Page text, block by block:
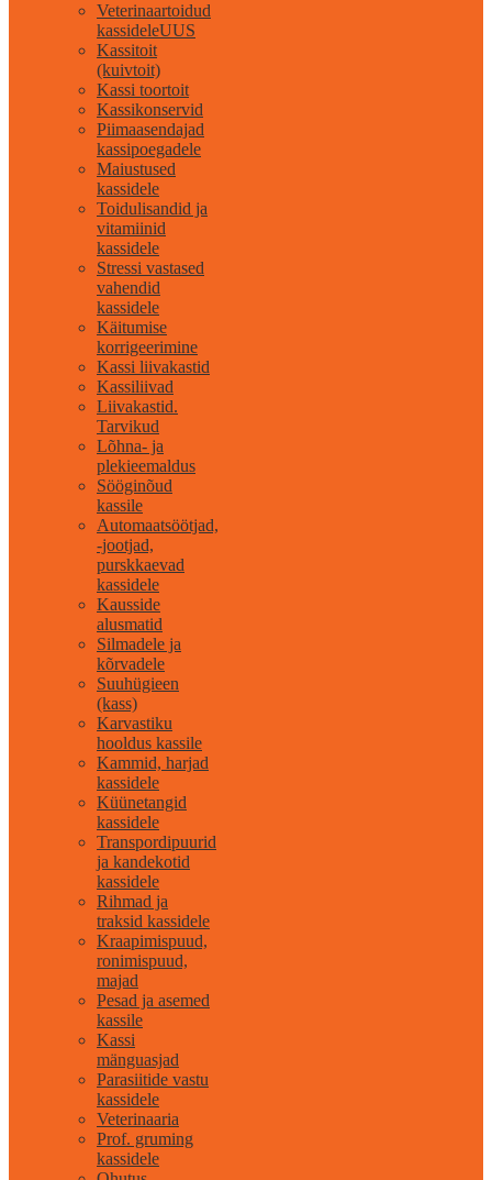
Veterinaartoidud
kassideleUUS
Kassitoit
(kuivtoit)
Kassi toortoit
Kassikonservid
Piimaasendajad
kassipoegadele
Maiustused
kassidele
Toidulisandid ja
vitamiinid
kassidele
Stressi vastased
vahendid
kassidele
Käitumise
korrigeerimine
Kassi liivakastid
Kassiliivad
Liivakastid.
Tarvikud
Lõhna- ja
plekieemaldus
Sööginõud
kassile
Automaatsöötjad,
-jootjad,
purskkaevad
kassidele
Kausside
alusmatid
Silmadele ja
kõrvadele
Suuhügieen
(kass)
Karvastiku
hooldus kassile
Kammid, harjad
kassidele
Küünetangid
kassidele
Transpordipuurid
ja kandekotid
kassidele
Rihmad ja
traksid kassidele
Kraapimispuud,
ronimispuud,
majad
Pesad ja asemed
kassile
Kassi
mänguasjad
Parasiitide vastu
kassidele
Veterinaaria
Prof. gruming
kassidele